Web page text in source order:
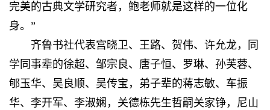
完美的古典文学研究者，鲍老师就是这样的一位化
身。”
齐鲁书社代表宫晓卫、王路、贺伟、许允龙，同
学同事辈的徐超、邹宗良、唐子恒、罗琳、孙芙蓉、
郇玉华、吴良顺、吴传宝，弟子辈的蒋志敏、车振
华、李开军、李淑娴，关德栋先生哲嗣关家铮，尼山